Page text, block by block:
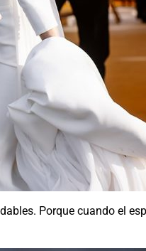
Porque cuando el